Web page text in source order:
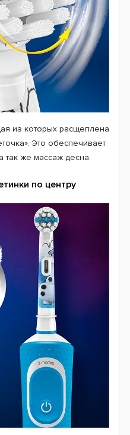
учетом их особенностей
процедуры очистки.
уже с раннего
уходу за зубами и
Bristles